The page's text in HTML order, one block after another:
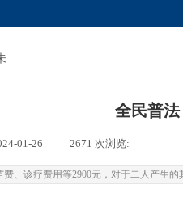
全民普
01-26 2671 次浏览:
、诊疗费用等2900元，对于二人产生